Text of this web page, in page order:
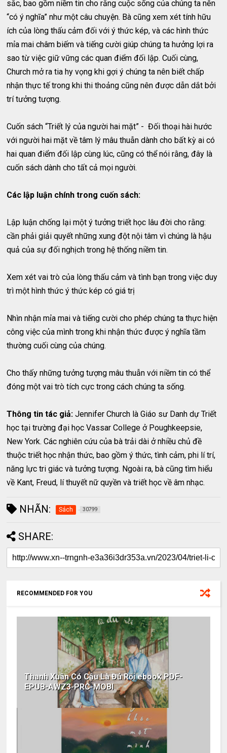
sắc, bao gồm niềm tin cho rằng cuộc sống của chúng ta nên
“có ý nghĩa” như một câu chuyện. Bà cũng xem xét tính hữu
ích của lòng thấu cảm đối với ý thức kép, và các hình thức
mỉa mai châm biếm và tiếng cười giúp chúng ta hưởng lợi ra
sao từ việc giữ vững các quan điểm đối lập. Cuối cùng,
Church mở ra tia hy vọng khi gợi ý chúng ta nên biết chấp
nhận thực tế trong khi thi thoảng cũng nên được dẫn dắt bởi
trí tưởng tượng.
Cuốn sách “Triết lý của người hai mặt” - Đối thoại hài hước
với người hai mặt về tâm lý mâu thuẫn dành cho bất kỳ ai có
hai quan điểm đối lập cùng lúc, cũng có thể nói rằng, đây là
cuốn sách dành cho tất cả mọi người.
Các lập luận chính trong cuốn sách:
Lập luận chống lại một ý tưởng triết học lâu đời cho rằng:
cần phải giải quyết những xung đột nội tâm vì chúng là hậu
quả của sự đối nghịch trong hệ thống niềm tin.
Xem xét vai trò của lòng thấu cảm và tình bạn trong việc duy
trì một hình thức ý thức kép có giá trị
Nhìn nhận mỉa mai và tiếng cười cho phép chúng ta thực hiện
công việc của mình trong khi nhận thức được ý nghĩa tầm
thường cuối cùng của chúng.
Cho thấy những tưởng tượng mâu thuẫn với niềm tin có thể
đóng một vai trò tích cực trong cách chúng ta sống.
Thông tin tác giả:Jennifer Church là Giáo sư Danh dự Triết
học tại trường đại học Vassar College ở Poughkeepsie,
New York. Các nghiên cứu của bà trải dài ở nhiều chủ đề
thuộc triết học nhận thức, bao gồm ý thức, tình cảm, phi lí trí,
năng lực tri giác và tưởng tượng. Ngoài ra, bà cũng tìm hiểu
về Kant, Freud, lí thuyết nữ quyền và triết học về âm nhạc.
NHÃN: Sách 30799
SHARE:
RECOMMENDED FOR YOU
Thanh Xuân Có Cậu Là Đủ Rồi ebook PDF-
EPUB-AWZ3-PRC-MOBI